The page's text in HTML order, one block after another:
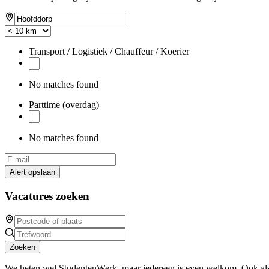
Transport / Logistiek / Chauffeur / Koerier
No matches found
Parttime (overdag)
No matches found
Alert opslaan
Vacatures zoeken
Zoeken